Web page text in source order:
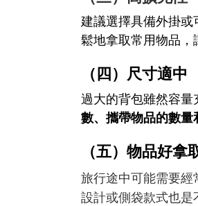
建議選擇具備外掛或
鬆地拿取常用物品，
（四）尺寸適中
過大的背包雖然容量
數、攜帶物品的數量
（五）物品好拿
旅行途中可能需要
設計或側袋款式也是